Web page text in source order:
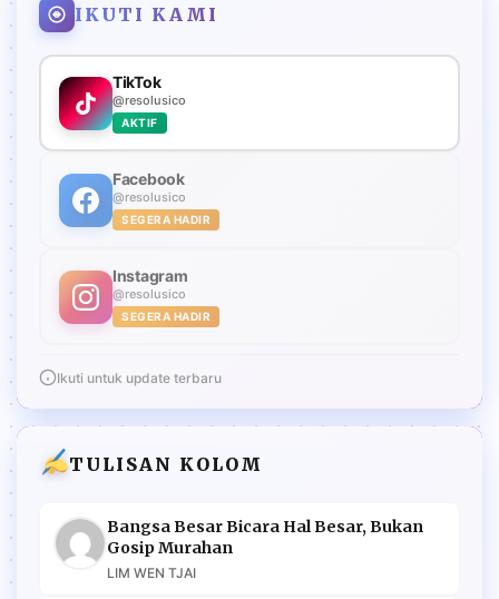
IKUTI KAMI
TikTok
@resolusico
AKTIF
Facebook
@resolusico
SEGERA HADIR
Instagram
@resolusico
SEGERA HADIR
Ikuti untuk update terbaru
TULISAN KOLOM
Bangsa Besar Bicara Hal Besar, Bukan
Gosip Murahan
LIM WEN TJAI